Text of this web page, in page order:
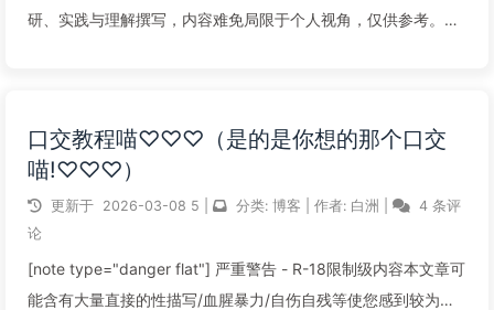
研、实践与理解撰写，内容难免局限于个人视角，仅供参考。若
阅读全文...
口交教程喵♡♡♡（是的是你想的那个口交
喵!♡♡♡）
更新于 2026-03-08 5 分类: 博客 作者: 白洲
4 条评
论
[note type="danger flat"] 严重警告 - R-18限制级内容本文章可
能含有大量直接的性描写/血腥暴力/自伤自残等使您感到较为不